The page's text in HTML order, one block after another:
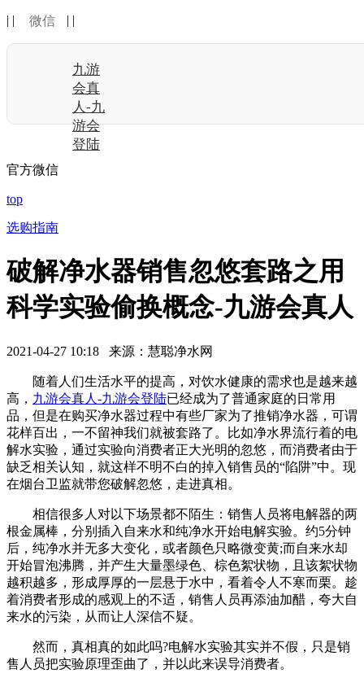
| | 微信 | |
九游
会真
人-九
游会
登陆
官方微信
top
选购指南
破解净水器销售忽悠套路之用
科学实验偷换概念-九游会真人
2021-04-27 10:18 来源：慧聪净水网
随着人们生活水平的提高，对饮水健康的需求也是越来越
高， 九游会真人-九游会登陆已经成为了普通家庭的日常用
品，但是在购买净水器过程中有些厂家为了推销净水器，可谓
花样百出，一不留神我们就被套路了。比如净水界流行着的电
解水实验，通过实验向消费者正大光明的忽悠，而消费者由于
缺乏相关认知，就这样不明不白的掉入销售员的“陷阱”中。现
在烟台卫监就带您破解忽悠，走进真相。
相信很多人对以下场景都不陌生：销售人员将电解器的两
根金属棒，分别插入自来水和纯净水开始电解实验。约5分钟
后，纯净水并无多大变化，或者颜色只略微变黄;而自来水却
开始冒泡沸腾，并产生大量墨绿色、棕色絮状物，且该絮状物
越积越多，形成厚厚的一层悬于水中，看着令人不寒而栗。趁
着消费者形成的感观上的不适，销售人员再添油加醋，夸大自
来水的污染，从而让人深信不疑。
然而，真相真的如此吗?电解水实验其实并不假，只是销
售人员把实验原理歪曲了，并以此来误导消费者。